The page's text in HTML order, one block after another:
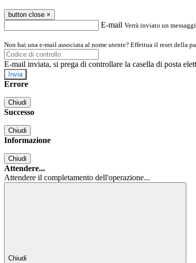
button close ×
E-mail Verrà inviato un
Non hai una e-mail associata al nome utente? Effettua il reset della
E-mail inviata, si prega di controllare la casella di posta
Errore
Chiudi
Successo
Chiudi
Informazione
Chiudi
Attendere...
Attendere il completamento dell'operazione...
Chiudi